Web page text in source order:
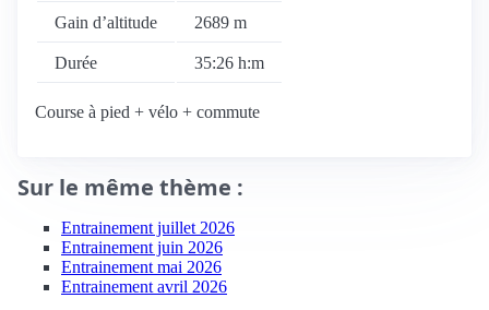
Gain d’altitude 2689 m
Durée 35:26 h:m
Course à pied + vélo + commute
Sur le même thème :
Entrainement juillet 2026
Entrainement juin 2026
Entrainement mai 2026
Entrainement avril 2026